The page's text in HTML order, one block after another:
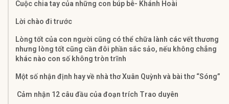
Cuộc chia tay của những con búp bê- Khánh Hoài
Lời chào đi trước
Lòng tốt của con người cũng có thể chữa lành các vết thương
nhưng lòng tốt cũng cần đôi phần sắc sảo, nếu không chẳng
khác nào con số không tròn trĩnh
Một số nhận định hay về nhà thơ Xuân Quỳnh và bài thơ “Sóng”
Cảm nhận 12 câu đầu của đoạn trích Trao duyên